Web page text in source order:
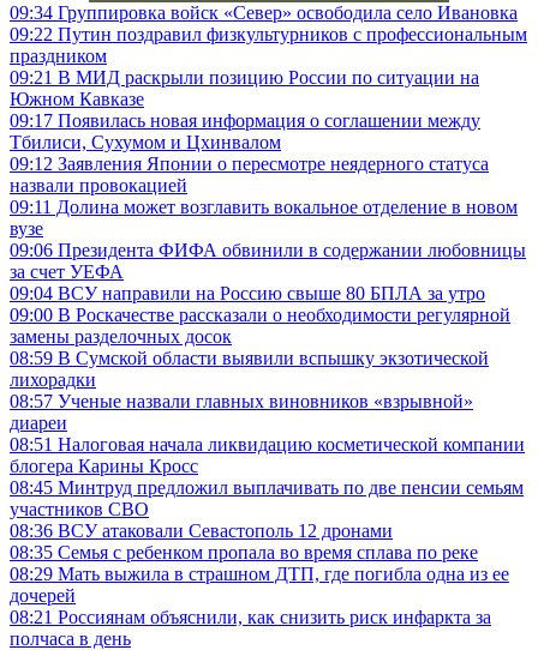
09:34 Группировка войск «Север» освободила село Ивановка
09:22 Путин поздравил физкультурников с профессиональным
праздником
09:21 В МИД раскрыли позицию России по ситуации на
Южном Кавказе
09:17 Появилась новая информация о соглашении между
Тбилиси, Сухумом и Цхинвалом
09:12 Заявления Японии о пересмотре неядерного статуса
назвали провокацией
09:11 Долина может возглавить вокальное отделение в новом
вузе
09:06 Президента ФИФА обвинили в содержании любовницы
за счет УЕФА
09:04 ВСУ направили на Россию свыше 80 БПЛА за утро
09:00 В Роскачестве рассказали о необходимости регулярной
замены разделочных досок
08:59 В Сумской области выявили вспышку экзотической
лихорадки
08:57 Ученые назвали главных виновников «взрывной»
диареи
08:51 Налоговая начала ликвидацию косметической компании
блогера Карины Кросс
08:45 Минтруд предложил выплачивать по две пенсии семьям
участников СВО
08:36 ВСУ атаковали Севастополь 12 дронами
08:35 Семья с ребенком пропала во время сплава по реке
08:29 Мать выжила в страшном ДТП, где погибла одна из ее
дочерей
08:21 Россиянам объяснили, как снизить риск инфаркта за
полчаса в день